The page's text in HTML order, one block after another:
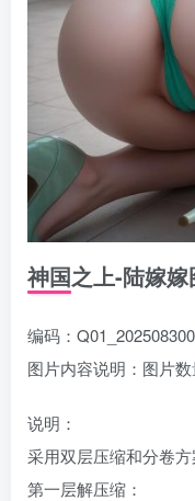
神国之上-陆嫁
编码：
图片内容说明：图片
说明：
采用双层压缩和分卷
第一层解压缩：